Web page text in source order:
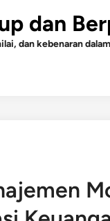
dan
dan kebenaran